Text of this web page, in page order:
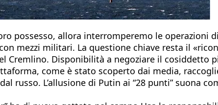
possesso, allora interromperemo le
mezzi militari. La questione chiave resta il
Cremlino. Disponibilità a negoziare il
come è stato scoperto dai media,
russo. L’allusione di Putin ai “28 punti” suona